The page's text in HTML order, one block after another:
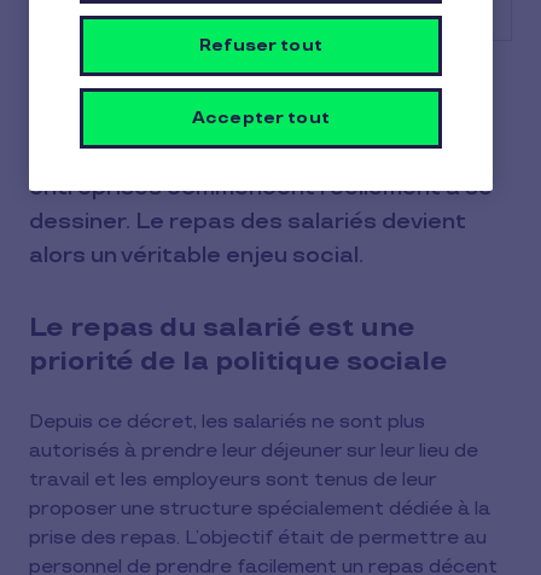
C’est avec le décret de 1913 que les
mesures de protection du salarié et les
conditions d’équipement et d’hygiène des
entreprises commencent réellement à se
dessiner. Le repas des salariés devient
alors un véritable enjeu social.
Le repas du salarié est une
priorité de la politique sociale
Depuis ce décret, les salariés ne sont plus
autorisés à prendre leur déjeuner sur leur lieu de
travail et les employeurs sont tenus de leur
proposer une structure spécialement dédiée à la
prise des repas. L’objectif était de permettre au
personnel de prendre facilement un repas décent
Refuser tout
Accepter tout